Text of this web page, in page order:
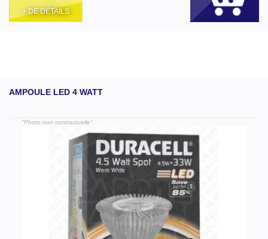
+ DE DÉTAILS
AMPOULE LED 4 WATT
"Photo non contractuelle"